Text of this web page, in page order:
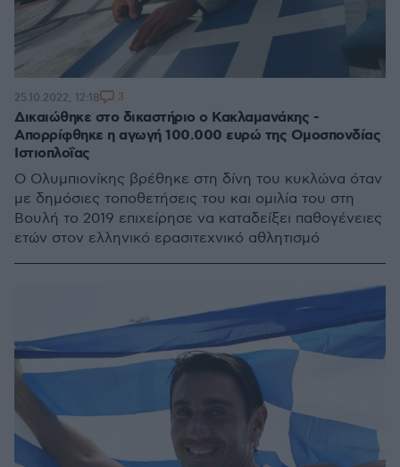
Δικαιώθηκε στο δικαστήριο ο Κακλαμανάκης -
Απορρίφθηκε η αγωγή 100.000 ευρώ της Ομοσπονδίας
Ιστιοπλοΐας
Ο Ολυμπιονίκης βρέθηκε στη δίνη του κυκλώνα όταν
με δημόσιες τοποθετήσεις του και ομιλία του στη
Βουλή το 2019 επιχείρησε να καταδείξει παθογένειες
ετών στον ελληνικό ερασιτεχνικό αθλητισμό
25.10.2022, 12:18 3